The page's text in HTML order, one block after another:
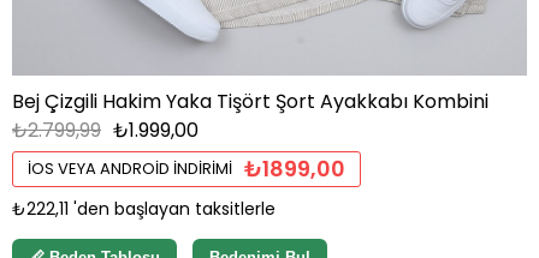
Bej Çizgili Hakim Yaka Tişört Şort Ayakkabı Kombini
₺2.799,99 ₺1.999,00
İOS VEYA ANDROID İNDIRIMI ₺1899,00
₺222,11 'den başlayan taksitlerle